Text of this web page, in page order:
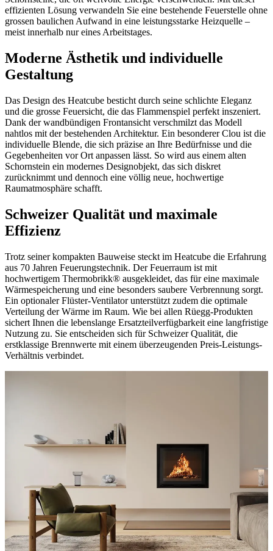
effizienten Lösung verwandeln Sie eine bestehende Feuerstelle ohne
grossen baulichen Aufwand in eine leistungsstarke Heizquelle –
meist innerhalb nur eines Arbeitstages.
Moderne Ästhetik und individuelle
Gestaltung
Das Design des Heatcube besticht durch seine schlichte Eleganz
und die grosse Feuersicht, die das Flammenspiel perfekt inszeniert.
Dank der wandbündigen Frontansicht verschmilzt das Modell
nahtlos mit der bestehenden Architektur. Ein besonderer Clou ist die
individuelle Blende, die sich präzise an Ihre Bedürfnisse und die
Gegebenheiten vor Ort anpassen lässt. So wird aus einem alten
Schornstein ein modernes Designobjekt, das sich diskret
zurücknimmt und dennoch eine völlig neue, hochwertige
Raumatmosphäre schafft.
Schweizer Qualität und maximale
Effizienz
Trotz seiner kompakten Bauweise steckt im Heatcube die Erfahrung
aus 70 Jahren Feuerungstechnik. Der Feuerraum ist mit
hochwertigem Thermobrikk® ausgekleidet, das für eine maximale
Wärmespeicherung und eine besonders saubere Verbrennung sorgt.
Ein optionaler Flüster-Ventilator unterstützt zudem die optimale
Verteilung der Wärme im Raum. Wie bei allen Rüegg-Produkten
sichert Ihnen die lebenslange Ersatzteilverfügbarkeit eine langfristige
Nutzung zu. Sie entscheiden sich für Schweizer Qualität, die
erstklassige Brennwerte mit einem überzeugenden Preis-Leistungs-
Verhältnis verbindet.